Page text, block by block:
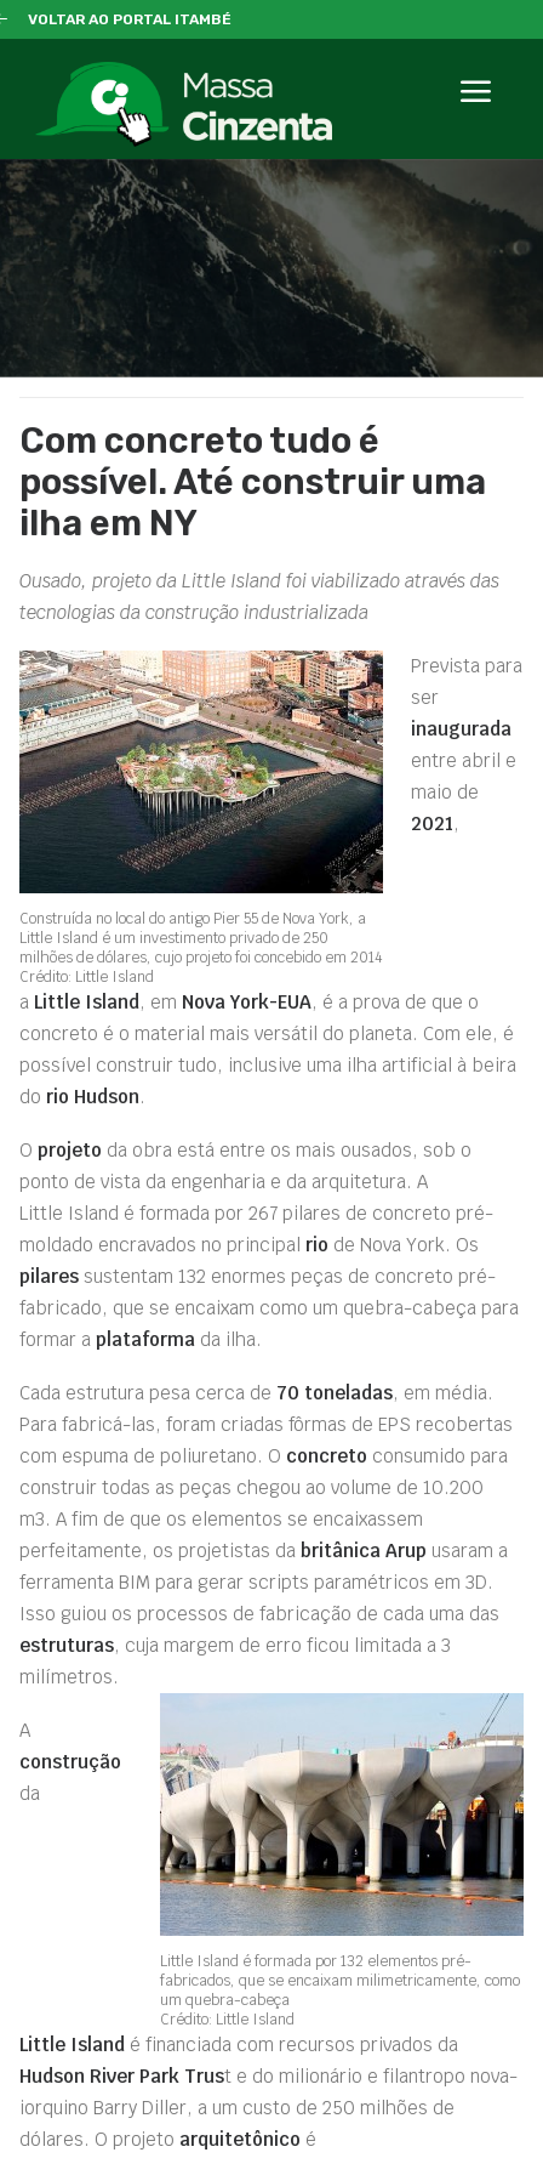
VOLTAR AO PORTAL ITAMBÉ
Com concreto tudo é
possível. Até construir uma
ilha em NY
Ousado, projeto da Little Island foi viabilizado através das
tecnologias da construção industrializada
Construída no local do antigo Pier 55 de Nova York, a
Little Island é um investimento privado de 250
milhões de dólares, cujo projeto foi concebido em 2014
Crédito: Little Island
Prevista para
ser
inaugurada
entre abril e
maio de
2021,
a Little Island, em Nova York-EUA, é a prova de que o
concreto é o material mais versátil do planeta. Com ele, é
possível construir tudo, inclusive uma ilha artificial à beira
do rio Hudson.
O projeto da obra está entre os mais ousados, sob o
ponto de vista da engenharia e da arquitetura. A
Little Island é formada por 267 pilares de concreto pré-
moldado encravados no principal rio de Nova York. Os
pilares sustentam 132 enormes peças de concreto pré-
fabricado, que se encaixam como um quebra-cabeça para
formar a plataforma da ilha.
Cada estrutura pesa cerca de 70 toneladas, em média.
Para fabricá-las, foram criadas fôrmas de EPS recobertas
com espuma de poliuretano. O concreto consumido para
construir todas as peças chegou ao volume de 10.200
m3. A fim de que os elementos se encaixassem
perfeitamente, os projetistas da britânica Arup usaram a
ferramenta BIM para gerar scripts paramétricos em 3D.
Isso guiou os processos de fabricação de cada uma das
estruturas, cuja margem de erro ficou limitada a 3
milímetros.
Little Island é formada por 132 elementos pré-
fabricados, que se encaixam milimetricamente, como
um quebra-cabeça
Crédito: Little Island
A
construção
da
Little Island é financiada com recursos privados da
Hudson River Park Trust e do milionário e filantropo nova-
iorquino Barry Diller, a um custo de 250 milhões de
dólares. O projeto arquitetônico é